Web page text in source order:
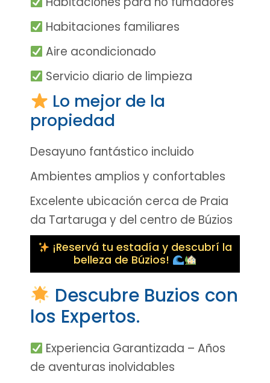
Habitaciones familiares
Aire acondicionado
Servicio diario de limpieza
Lo mejor de la
propiedad
Desayuno fantástico incluido
Ambientes amplios y confortables
Excelente ubicación cerca de Praia
da Tartaruga y del centro de Búzios
¡Reservá tu estadía y descubrí la
belleza de Búzios!
Descubre Buzios con
los Expertos.
Experiencia Garantizada – Años
de aventuras inolvidables